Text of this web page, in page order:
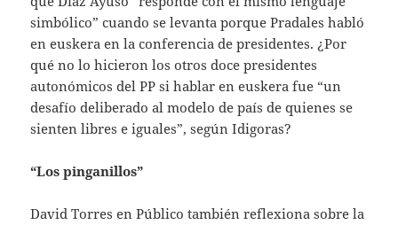
simbólico” cuando se levanta porque Pradales habló
en euskera en la conferencia de presidentes. ¿Por
qué no lo hicieron los otros doce presidentes
autonómicos del PP si hablar en euskera fue “un
desafío deliberado al modelo de país de quienes se
sienten libres e iguales”, según Idigoras?
“Los pinganillos”
David Torres en Público también reflexiona sobre la